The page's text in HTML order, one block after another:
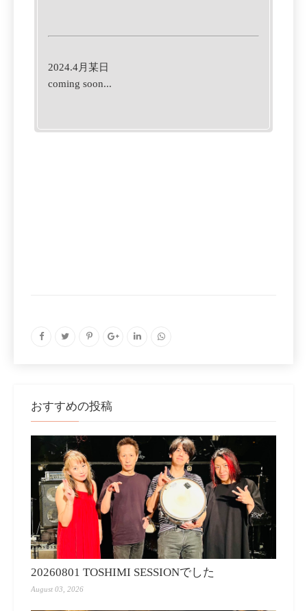
2024.4月某日
coming soon...
おすすめの投稿
20260801 TOSHIMI SESSIONでした
August 03, 2026